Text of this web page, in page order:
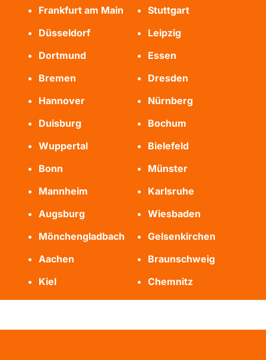
Frankfurt am Main
Stuttgart
Düsseldorf
Leipzig
Dortmund
Essen
Bremen
Dresden
Hannover
Nürnberg
Duisburg
Bochum
Wuppertal
Bielefeld
Bonn
Münster
Mannheim
Karlsruhe
Augsburg
Wiesbaden
Mönchengladbach
Gelsenkirchen
Aachen
Braunschweig
Kiel
Chemnitz